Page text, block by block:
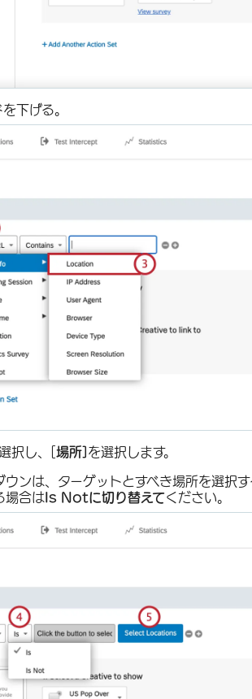
下げる。
択し、[場所] を選択します。
ウンは、ターゲットとすべき場所を選択
場合は Is Notに切り替えてください。